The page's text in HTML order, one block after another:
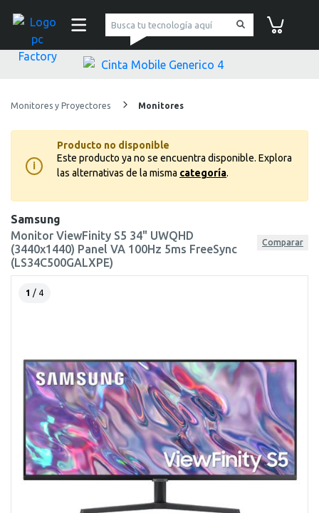
pc Factory
Monitores y Proyectores Monitores
i
Producto no disponible
Este producto ya no se encuentra disponible. Explora
las alternativas de la misma categoría.
Samsung
Monitor ViewFinity S5 34" UWQHD
(3440x1440) Panel VA 100Hz 5ms FreeSync
(LS34C500GALXPE)
Comparar
1 / 4